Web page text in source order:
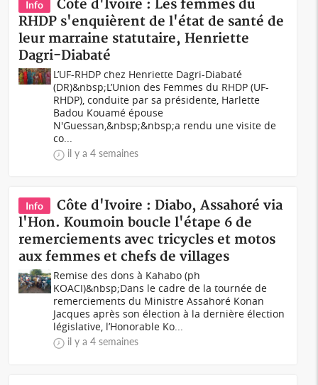
Info
Côte d'Ivoire : Les femmes du
RHDP s'enquièrent de l'état de santé de
leur marraine statutaire, Henriette
Dagri-Diabaté
L’UF-RHDP chez Henriette Dagri-Diabaté
(DR)&nbsp;L’Union des Femmes du RHDP (UF-
RHDP), conduite par sa présidente, Harlette
Badou Kouamé épouse
N'Guessan,&nbsp;&nbsp;a rendu une visite de
co...
il y a 4 semaines
Info
Côte d'Ivoire : Diabo, Assahoré via
l'Hon. Koumoin boucle l'étape 6 de
remerciements avec tricycles et motos
aux femmes et chefs de villages
Remise des dons à Kahabo (ph
KOACI)&nbsp;Dans le cadre de la tournée de
remerciements du Ministre Assahoré Konan
Jacques après son élection à la dernière élection
législative, l’Honorable Ko...
il y a 4 semaines